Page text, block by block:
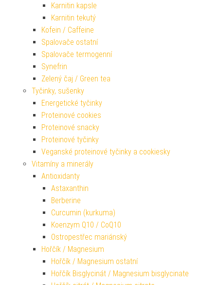
Karnitin kapsle
Karnitin tekutý
Kofein / Caffeine
Spalovače ostatní
Spalovače termogenní
Synefrin
Zelený čaj / Green tea
Tyčinky, sušenky
Energetické tyčinky
Proteinové cookies
Proteinové snacky
Proteinové tyčinky
Veganské proteinové tyčinky a cookiesky
Vitamíny a minerály
Antioxidanty
Astaxanthin
Berberine
Curcumin (kurkuma)
Koenzym Q10 / CoQ10
Ostropestřec mariánský
Hořčík / Magnesium
Hořčík / Magnesium ostatní
Hořčík Bisglycinát / Magnesium bisglycinate